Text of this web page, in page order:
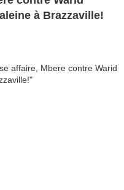
à Brazzaville!